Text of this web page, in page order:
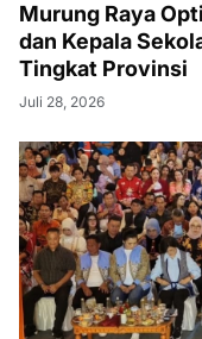
Murung Raya
dan Kepala
Tingkat Provinsi
Juli 28, 2026